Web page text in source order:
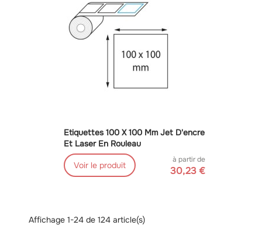
Etiquettes 100 X 100 Mm Jet D'encre
Et Laser En Rouleau
Voir le produit
à partir de
30,23 €
Affichage 1-24 de 124 article(s)